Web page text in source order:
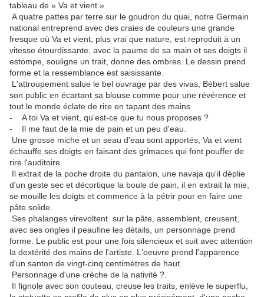
tableau de « Va et vient »
A quatre pattes par terre sur le goudron du quai, notre Germain
national entreprend avec des craies de couleurs une grande
fresque où Va et vient, plus vrai que nature, est reproduit à un
vitesse étourdissante, avec la paume de sa main et ses doigts il
estompe, souligne un trait, donne des ombres. Le dessin prend
forme et la ressemblance est saisissante.
L'attroupement salue le bel ouvrage par des vivas, Bébert salue
son public en écartant sa blouse comme pour une révérence et
tout le monde éclate de rire en tapant des mains
- A toi Va et vient, qu'est-ce que tu nous proposes ?
- Il me faut de la mie de pain et un peu d'eau.
Une grosse miche et un seau d'eau sont apportés, Va et vient
échauffe ses doigts en faisant des grimaces qui font pouffer de
rire l'auditoire.
Il extrait de la poche droite du pantalon, une navaja qu'il déplie
d'un geste sec et décortique la boule de pain, il en extrait la mie,
se mouille les doigts et commence à la pétrir pour en faire une
pâte solide.
Ses phalanges virevoltent sur la pâte, assemblent, creusent,
avec ses ongles il peaufine les détails, un personnage prend
forme. Le public est pour une fois silencieux et suit avec attention
la dextérité des mains de l'artiste. L'oeuvre prend l'apparence
d'un santon de vingt-cinq centimètres de haut.
Personnage d'une crèche de la nativité ?.
Il fignole avec son couteau, creuse les traits, enlève le superflu,